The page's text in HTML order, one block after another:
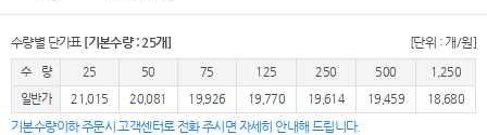
수량별 단가표 [기본수량 : 25개] [단위 : 개/원]
수 량 25 50 75 125 250 500
1,250
일반가
21,015 20,081 19,926 19,770 19,614 19,459 18,680
기본수량이하 주문시 고객센터로 전화 주시면 자세히 안내해 드립니다.